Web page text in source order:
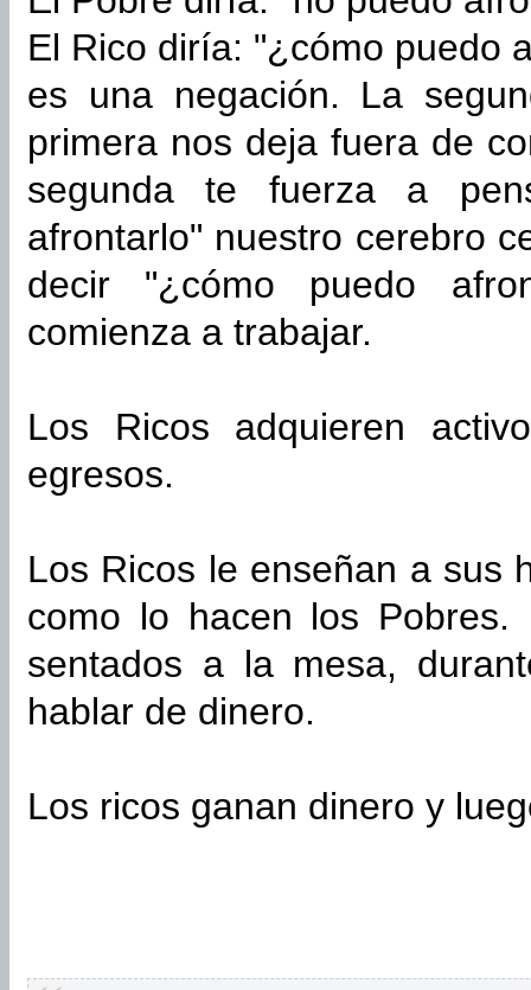
El Rico diría: "¿cómo puedo
es una negación. La
primera nos deja fuera de
segunda te fuerza a
afrontarlo" nuestro cerebro
decir "¿cómo puedo
comienza a trabajar.
Los Ricos adquieren
egresos.
Los Ricos le enseñan a sus
como lo hacen los
sentados a la mesa,
hablar de dinero.
Los ricos ganan dinero y